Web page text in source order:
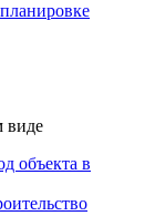
виде
объекта в